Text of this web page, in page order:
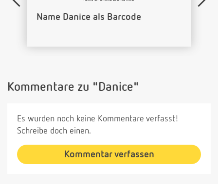
Name Danice als Barcode
Kommentare zu "Danice"
Es wurden noch keine Kommentare verfasst!
Schreibe doch einen.
Kommentar verfassen